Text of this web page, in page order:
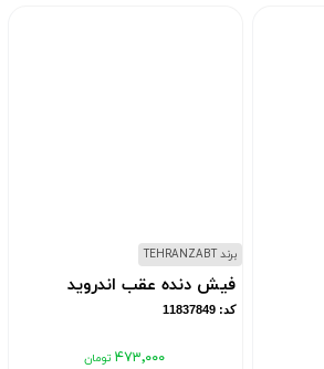
برند TEHRANZABT
فیش دنده عقب اندروید
کد: 11837849
۴۷۳٬۰۰۰